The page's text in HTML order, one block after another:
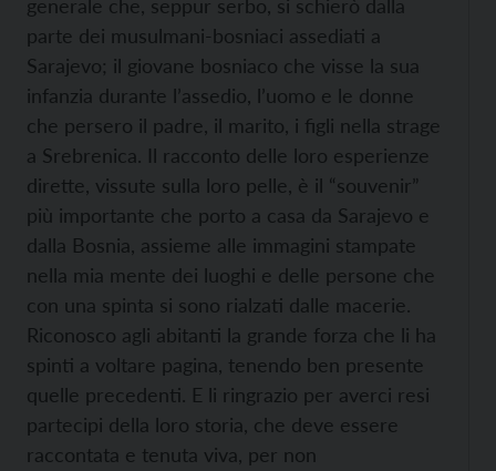
generale che, seppur serbo, si schierò dalla
parte dei musulmani-bosniaci assediati a
Sarajevo; il giovane bosniaco che visse la sua
infanzia durante l’assedio, l’uomo e le donne
che persero il padre, il marito, i figli nella strage
a Srebrenica. Il racconto delle loro esperienze
dirette, vissute sulla loro pelle, è il “souvenir”
più importante che porto a casa da Sarajevo e
dalla Bosnia, assieme alle immagini stampate
nella mia mente dei luoghi e delle persone che
con una spinta si sono rialzati dalle macerie.
Riconosco agli abitanti la grande forza che li ha
spinti a voltare pagina, tenendo ben presente
quelle precedenti. E li ringrazio per averci resi
partecipi della loro storia, che deve essere
raccontata e tenuta viva, per non